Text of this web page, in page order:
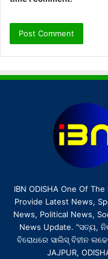
IBN ODISHA One Of
Provide Latest News,
News, Political News,
News Update. "ସତ୍ୟ,
ବିରୋଧରେ ସାଲିସ୍ ବିହୀନ
JAJPUR,